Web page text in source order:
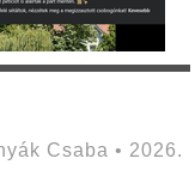
Csaba • 2026.